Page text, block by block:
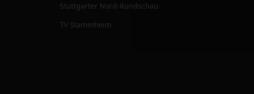
Stuttgarter Nord-Rundschau
TV Stammheim